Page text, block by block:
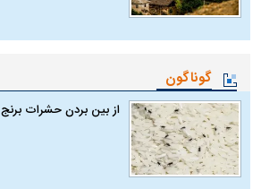
گوناگون
از بین بردن حشرات برنج